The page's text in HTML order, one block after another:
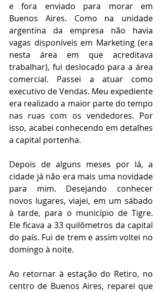
e fora enviado para morar em
Buenos Aires. Como na unidade
argentina da empresa não havia
vagas disponíveis em Marketing (era
nesta área em que acreditava
trabalhar), fui deslocado para a área
comercial. Passei a atuar como
executivo de Vendas. Meu expediente
era realizado a maior parte do tempo
nas ruas com os vendedores. Por
isso, acabei conhecendo em detalhes
a capital portenha.
Depois de alguns meses por lá, a
cidade já não era mais uma novidade
para mim. Desejando conhecer
novos lugares, viajei, em um sábado
à tarde, para o município de Tigre.
Ele ficava a 33 quilômetros da capital
do país. Fui de trem e assim voltei no
domingo à noite.
Ao retornar à estação do Retiro, no
centro de Buenos Aires, reparei que